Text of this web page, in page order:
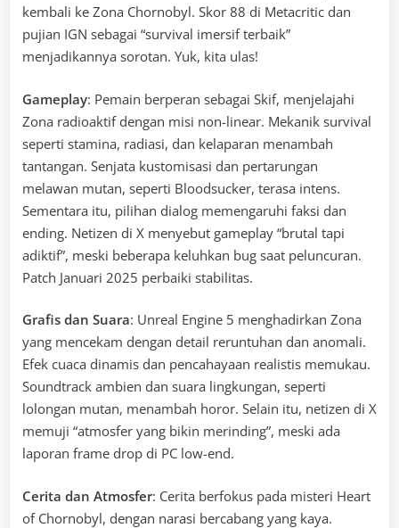
kembali ke Zona Chornobyl. Skor 88 di Metacritic dan
pujian IGN sebagai “survival imersif terbaik”
menjadikannya sorotan. Yuk, kita ulas!
Gameplay: Pemain berperan sebagai Skif, menjelajahi
Zona radioaktif dengan misi non-linear. Mekanik survival
seperti stamina, radiasi, dan kelaparan menambah
tantangan. Senjata kustomisasi dan pertarungan
melawan mutan, seperti Bloodsucker, terasa intens.
Sementara itu, pilihan dialog memengaruhi faksi dan
ending. Netizen di X menyebut gameplay “brutal tapi
adiktif”, meski beberapa keluhkan bug saat peluncuran.
Patch Januari 2025 perbaiki stabilitas.
Grafis dan Suara: Unreal Engine 5 menghadirkan Zona
yang mencekam dengan detail reruntuhan dan anomali.
Efek cuaca dinamis dan pencahayaan realistis memukau.
Soundtrack ambien dan suara lingkungan, seperti
lolongan mutan, menambah horor. Selain itu, netizen di X
memuji “atmosfer yang bikin merinding”, meski ada
laporan frame drop di PC low-end.
Cerita dan Atmosfer: Cerita berfokus pada misteri Heart
of Chornobyl, dengan narasi bercabang yang kaya.